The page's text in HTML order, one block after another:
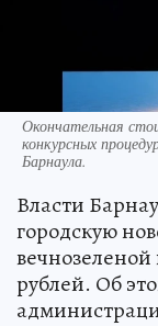
Окончательная
конкурсных
Барнаула.
Власти
городскую
рублей. Об